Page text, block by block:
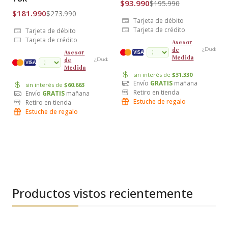
$181.990$273.990
Tarjeta de débito
Tarjeta de crédito
VISA
Asesor
de
Medida
¿Dudas?
sin interés de $60.663
Envío GRATIS mañana
Retiro en tienda
Estuche de regalo
$93.990$195.990
Tarjeta de débito
Tarjeta de crédito
VISA
Asesor
de
Medida
¿Dudas?
sin interés de $31.330
Envío GRATIS mañana
Retiro en tienda
Estuche de regalo
Productos vistos recientemente